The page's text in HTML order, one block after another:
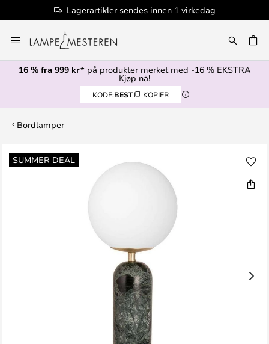
Lagerartikler sendes innen 1 virkedag
til
innhold
16 % fra 999 kr* på produkter merket med -16 % EKSTRA
Kjøp nå!
KODE:BEST KOPIER
Bordlamper
SUMMER DEAL
Gå
til